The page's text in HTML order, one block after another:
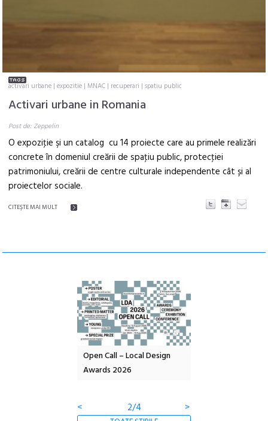
activari urbane |expozitie |MNAC | recuperari |spatiu public
Activari urbane in Romania
Post de: Zeppelin
O expoziţie şi un catalog cu 14 proiecte care au primele realizări
concrete în domeniul creării de spaţiu public, protecţiei
patrimoniului, creării de centre culturale independente cât și al
proiectelor sociale.
CITEŞTE MAI MULT
Open Call – Local Design
Awards 2026
<
2/4 >